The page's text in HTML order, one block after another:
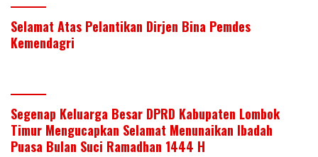
Selamat Atas Pelantikan Dirjen Bina Pemdes
Kemendagri
Segenap Keluarga Besar DPRD Kabupaten Lombok
Timur Mengucapkan Selamat Menunaikan Ibadah
Puasa Bulan Suci Ramadhan 1444 H